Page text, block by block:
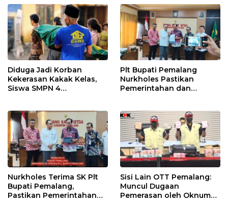
Diduga Jadi Korban
Kekerasan Kakak Kelas,
Siswa SMPN 4
Plt Bupati Pemalang
Nurkholes Pastikan
Pemerintahan dan
Nurkholes Terima SK Plt
Bupati Pemalang,
Pastikan Pemerintahan
Sisi Lain OTT Pemalang:
Muncul Dugaan
Pemerasan oleh Oknum